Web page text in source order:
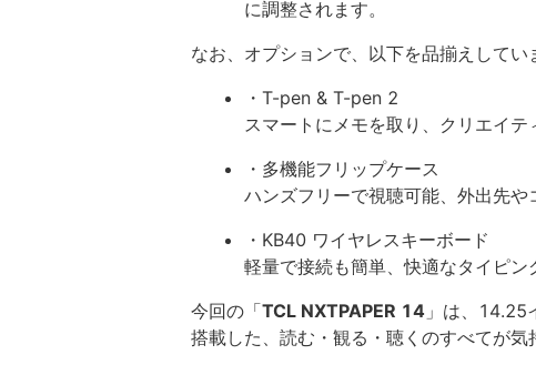
に調整されます。
なお、オプションで、以下を品揃えしてい
・T-pen & T-pen 2
スマートにメモを取り、クリエイテ
・多機能フリップケース
ハンズフリーで視聴可能、外出先
・KB40 ワイヤレスキーボード
軽量で接続も簡単、快適なタイピン
今回の「TCL NXTPAPER 14 」は、14.25
搭載した、読む・観る・聴くのすべてが気